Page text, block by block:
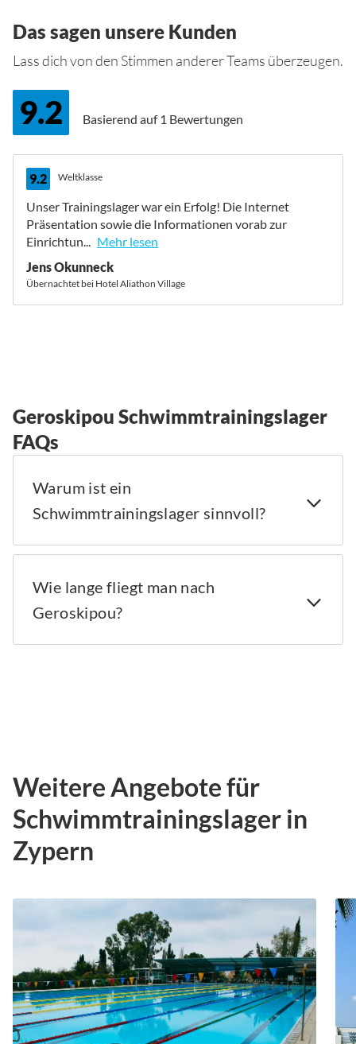
Das sagen unsere Kunden
Lass dich von den Stimmen anderer Teams überzeugen.
9.2 Basierend auf1 Bewertungen
9.2 Weltklasse
Unser Trainingslager war ein Erfolg! Die Internet
Präsentation sowie die Informationen vorab zur
Einrichtun... Mehr lesen
Jens Okunneck
Übernachtet bei Hotel Aliathon Village
Geroskipou Schwimmtrainingslager
FAQs
Warum ist ein
Schwimmtrainingslager sinnvoll?
Wie lange fliegt man nach
Geroskipou?
Weitere Angebote für
Schwimmtrainingslager in
Zypern